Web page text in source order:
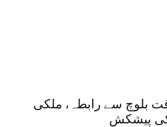
بلوچ سے رابطہ، ملکی
کی پیشکش